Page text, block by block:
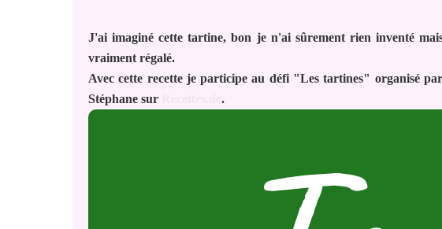
J'ai imaginé cette tartine, bon je n'ai sûrement rien inventé
vraiment régalé.
Avec cette recette je participe au défi "Les tartines" organisé
Stéphane sur
.